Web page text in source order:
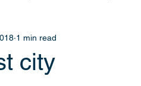
city
1 min read